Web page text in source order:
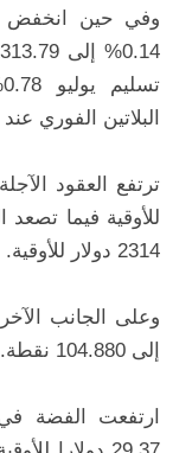
وفي حين انخفض
البلاتين الفوري عند 958.09 دولار للأوقية.
2314 دولار للأوقية.
إلى 104.880 نقطة.